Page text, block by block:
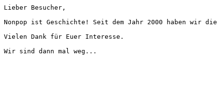
Lieber Besucher,
Nonpop ist Geschichte! Seit dem Jahr 2000 haben wir
Vielen Dank für Euer Interesse.
Wir sind dann mal weg...